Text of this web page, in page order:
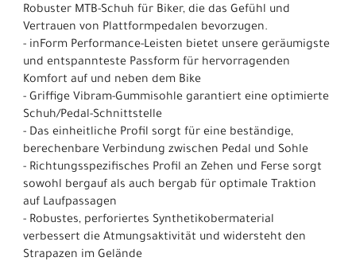
Robuster MTB-Schuh für Biker, die das Gefühl und
Vertrauen von Plattformpedalen bevorzugen.
- inForm Performance-Leisten bietet unsere geräumigste
und entspannteste Passform für hervorragenden
Komfort auf und neben dem Bike
- Griffige Vibram-Gummisohle garantiert eine optimierte
Schuh/Pedal-Schnittstelle
- Das einheitliche Profil sorgt für eine beständige,
berechenbare Verbindung zwischen Pedal und Sohle
- Richtungsspezifisches Profil an Zehen und Ferse sorgt
sowohl bergauf als auch bergab für optimale Traktion
auf Laufpassagen
- Robustes, perforiertes Synthetikobermaterial
verbessert die Atmungsaktivität und widersteht den
Strapazen im Gelände